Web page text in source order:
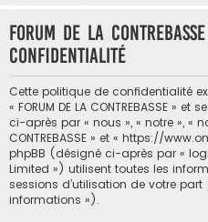
FORUM DE LA
confidentialité
Cette politique de confidentialité
« FORUM DE LA CONTREBASSE »
ci-après par « nous », « notre », «
CONTREBASSE » et « https://
phpBB (désigné ci-après par «
Limited ») utilisent toutes les
sessions d’utilisation de votre
informations »).